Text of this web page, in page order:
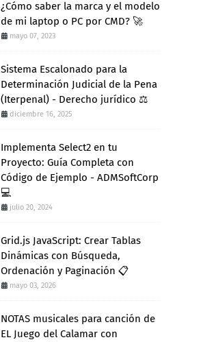
¿Cómo saber la marca y el modelo
de mi laptop o PC por CMD? 🚀
mayo 07, 2023
Sistema Escalonado para la
Determinación Judicial de la Pena
(Iterpenal) - Derecho jurídico ⚖️
diciembre 16, 2025
Implementa Select2 en tu
Proyecto: Guía Completa con
Código de Ejemplo - ADMSoftCorp
💻
julio 20, 2024
Grid.js JavaScript: Crear Tablas
Dinámicas con Búsqueda,
Ordenación y Paginación 📋
mayo 03, 2026
NOTAS musicales para canción de
EL Juego del Calamar con